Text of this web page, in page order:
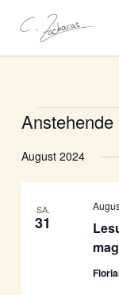
Inhalt
springen
Veranstaltungen
Anstehende
wählen.
August 2024
SA.
31